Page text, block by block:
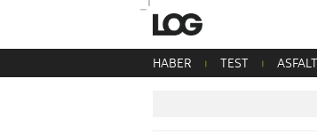
HABER TEST ASFALT